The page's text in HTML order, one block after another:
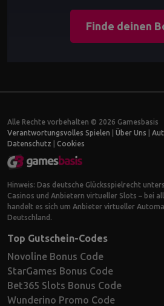
Finde deinen
Alle Rechte vorbehalten © 2026 Gamesbasis
Verantwortungsvolles Spielen
Über Uns
Datenschutz
Cookies
Hinweis: Das deutsche Glücksspielrecht
Casinos und Anbietern virtueller Slots – bei
handelt es sich um Anbieter virtueller
Deutschland.
Top Gutschein-Codes
Novoline Bonus Code
StarGames Bonus Code
Bet365 Slots Bonus Code
Wunderino Promo Code